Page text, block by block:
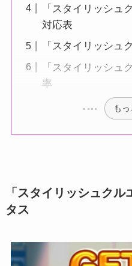
「スタイリッシュ
対応表
「スタイリッシュ
「スタイリッシュ
率
も
「スタイリッシュク
タス